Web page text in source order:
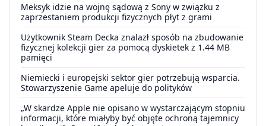
Meksyk idzie na wojnę sądową z Sony w związku z
zaprzestaniem produkcji fizycznych płyt z grami
Użytkownik Steam Decka znalazł sposób na zbudowanie
fizycznej kolekcji gier za pomocą dyskietek z 1.44 MB
pamięci
Niemiecki i europejski sektor gier potrzebują wsparcia.
Stowarzyszenie Game apeluje do polityków
„W skardze Apple nie opisano w wystarczającym stopniu
informacji, które miałyby być objęte ochroną tajemnicy